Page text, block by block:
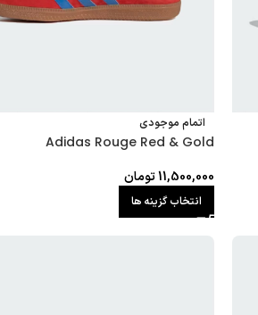
اتمام موجودی
Adidas Rouge Red & Gold
11,500,000تومان
انتخاب گزینه ها